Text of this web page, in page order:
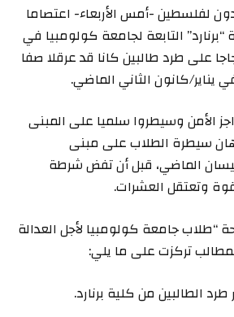
لفلسطين -أمس الأربعاء- اعتصاما
التابعة لجامعة كولومبيا في
على طرد طالبين كانا قد عرقلا صفا
يناير/كانون الثاني الماضي.
الأمن وسيطروا سلميا على المبنى
سيطرة الطلاب على مبنى
الماضي، قبل أن تفض شرطة
وتعتقل العشرات.
جامعة كولومبيا لأجل العدالة
تركزت على ما يلي: